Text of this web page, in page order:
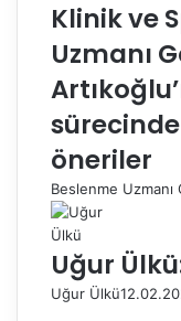
Klinik ve
Uzmanı
öneriler
Beslenme
Uğur
Uğur Ülkü